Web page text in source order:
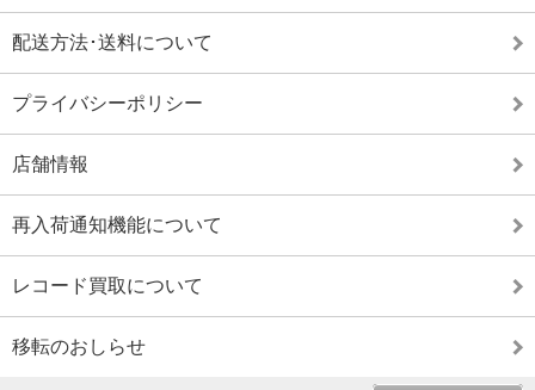
配送方法･送料について
プライバシーポリシー
店舗情報
再入荷通知機能について
レコード買取について
移転のおしらせ